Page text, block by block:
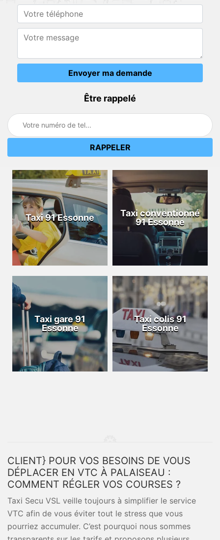
Être rappelé
Taxi 91 Essonne
Taxi conventionné
91 Essonne
Taxi gare 91
Essonne
Taxi colis 91
Essonne
CLIENT} POUR VOS BESOINS DE VOUS
DÉPLACER EN VTC À PALAISEAU :
COMMENT RÉGLER VOS COURSES ?
Taxi Secu VSL veille toujours à simplifier le service
VTC afin de vous éviter tout le stress que vous
pourriez accumuler. C’est pourquoi nous sommes